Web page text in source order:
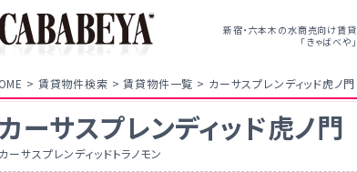
新宿・六本木の水商売向け賃貸
「きゃばべや」
賃貸物件検索 賃貸物件一覧 カーサスプレンディッド虎ノ門
ーサスプレンディッド虎ノ門
ーサスプレンディッドトラノモン